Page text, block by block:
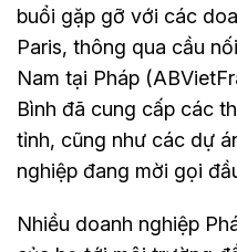
buổi gặp gỡ với các
Paris, thông qua cầu
Nam tại Pháp
Bình đã cung cấp các
tỉnh, cũng như các dự
nghiệp đang mời gọi
Nhiều doanh nghiệp